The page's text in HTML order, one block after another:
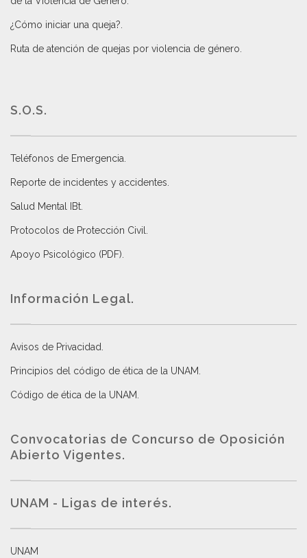
¿Cómo iniciar una queja?
Ruta de atención de quejas por violencia de género
S.O.S.
Teléfonos de Emergencia.
Reporte de incidentes y accidentes
Salud Mental IBt
Protocolos de Protección Civil
Apoyo Psicológico (PDF)
Información Legal.
Avisos de Privacidad
Principios del código de ética de la UNAM
Código de ética de la UNAM
Convocatorias de Concurso de Oposición
Abierto Vigentes.
UNAM - Ligas de interés.
UNAM